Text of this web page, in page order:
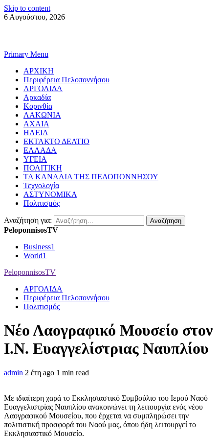
Skip to content
6 Αυγούστου, 2026
Primary Menu
ΑΡΧΙΚΗ
Περιφέρεια Πελοποννήσου
ΑΡΓΟΛΙΔΑ
Αρκαδία
Κορινθία
ΛΑΚΩΝΙΑ
ΑΧΑΙΑ
ΗΛΕΙΑ
ΕΚΤΑΚΤΟ ΔΕΛΤΙΟ
ΕΛΛΑΔΑ
ΥΓΕΙΑ
ΠΟΛΙΤΙΚΗ
ΤΑ ΚΑΝΑΛΙΑ ΤΗΣ ΠΕΛΟΠΟΝΝΗΣΟΥ
Τεχνολογία
ΑΣΤΥΝΟΜΙΚΑ
Πολιτισμός
Αναζήτηση για:
PeloponnisosTV
Business1
World1
PeloponnisosTV
ΑΡΓΟΛΙΔΑ
Περιφέρεια Πελοποννήσου
Πολιτισμός
Νέο Λαογραφικό Μουσείο στον
Ι.Ν. Ευαγγελίστριας Ναυπλίου
admin 2 έτη ago 1 min read
Με ιδιαίτερη χαρά το Εκκλησιαστικό Συμβούλιο του Ιερού Ναού
Ευαγγελιστρίας Ναυπλίου ανακοινώνει τη λειτουργία ενός νέου
Λαογραφικού Μουσείου, που έρχεται να συμπληρώσει την
πολιτιστική προσφορά του Ναού μας, όπου ήδη λειτουργεί το
Εκκλησιαστικό Μουσείο.